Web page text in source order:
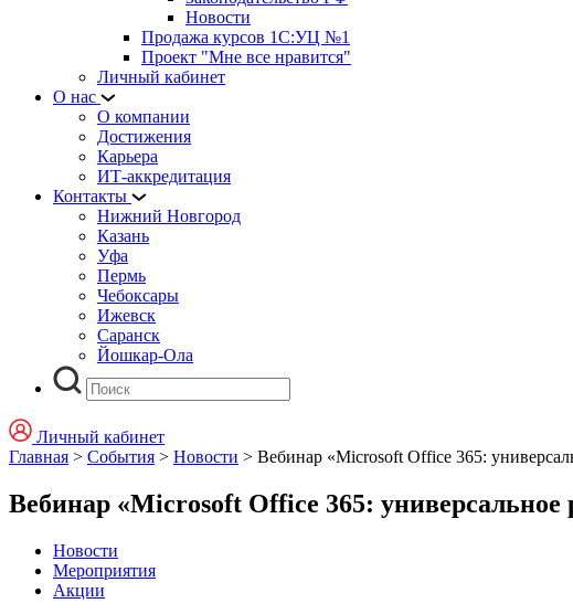
Новости
Продажа курсов 1С:УЦ №1
Проект "Мне все нравится"
Личный кабинет
О нас
О компании
Достижения
Карьера
ИТ-аккредитация
Контакты
Нижний Новгород
Казань
Уфа
Пермь
Чебоксары
Ижевск
Саранск
Йошкар-Ола
Личный кабинет
Главная > События > Новости > Вебинар «Microsoft Office 365:
Вебинар «Microsoft Office 365:
Новости
Мероприятия
Акции